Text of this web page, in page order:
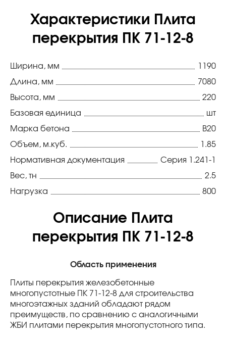
Характеристики Плита
перекрытия ПК 71-12-8
Ширина, мм
1190
Длина, мм
7080
Высота, мм
220
Базовая единица
шт
Марка бетона
В20
Объем, м.куб.
1.85
Нормативная документация
Серия 1.241-1
Вес, тн
2.5
Нагрузка
800
Описание Плита
перекрытия ПК 71-12-8
Область применения
Плиты перекрытия железобетонные
многопустотные ПК 71-12-8 для строительства
многоэтажных зданий обладают рядом
преимуществ, по сравнению с аналогичными
ЖБИ плитами перекрытия многопустотного типа.